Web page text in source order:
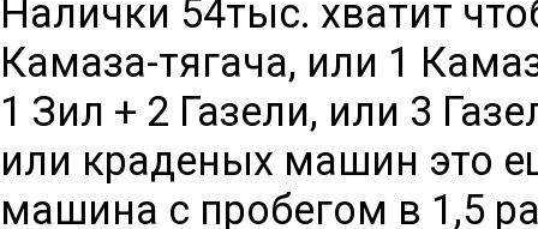
Налички 54тыс. хватит
Камаза-тягача, или 1
1 Зил + 2 Газели, или 3
или краденых машин это
машина с пробегом в 1,5